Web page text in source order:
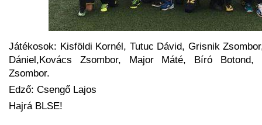
Játékosok: Kisföldi Kornél, Tutuc Dávid, Grisnik
Dániel,Kovács Zsombor, Major Máté, Bíró Botond,
Zsombor.
Edző: Csengő Lajos
Hajrá BLSE!